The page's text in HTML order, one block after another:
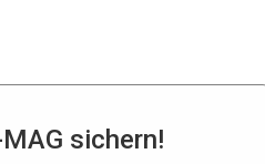
sichern!